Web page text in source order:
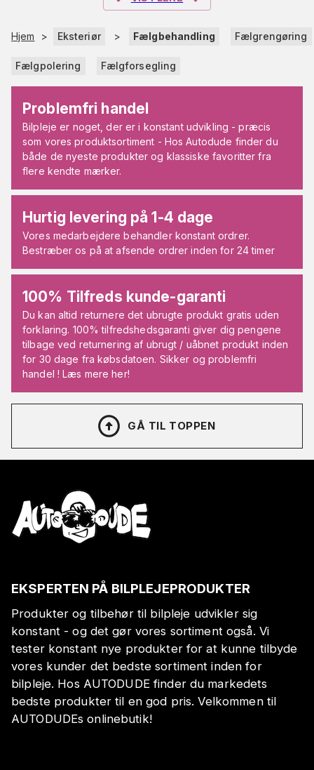
Hjem > Eksteriør > Fælgbehandling Fælgrengøring
Fælgpolering Fælgforsegling
Problemfri handel
Bilpleje er noget, der er i konstant udvikling - præcis
som vores produktsortiment - Hos Autodude finder du
både de nyeste produkter og klassiske favoritter fra
flere kendte mærker.
Hurtig levering på 1-4 dage
Vores medarbejdere behandler konstant ordrer.
Bestræber os på at afsende ordrer inden for 24 timer
100% Tilfreds kunde-garanti
Du kan altid returnere det ubrugte produkt gratis uden
forklaring. 100% tilfredshedsgaranti giver dig pengene
tilbage ved returnering af ubrugt / uåbnet produkt inden
for 30 dage fra købsdatoen. Sikker og problemfri
handel ! Læs mere her!
GÅ TIL TOPPEN
EKSPERTEN PÅ BILPLEJEPRODUKTER
Produkter og tilbehør til bilpleje udvikler sig
konstant - og det gør vores sortiment også. Vi
tester konstant nye produkter for at kunne tilbyde
vores kunder det bedste sortiment inden for
bilpleje. Hos AUTODUDE finder du markedets
bedste produkter til en god pris. Velkommen til
AUTODUDEs onlinebutik!